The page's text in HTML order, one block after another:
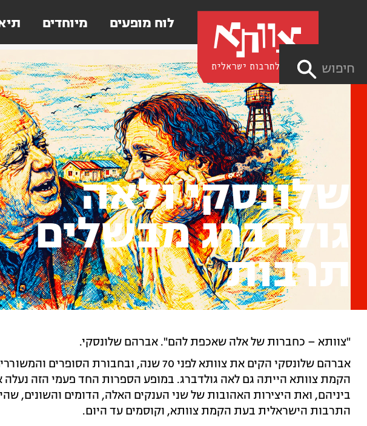
לוח מופעים מיוחדים
חיפוש
שלונסקי ולאה
גולדברג מבשלים
תרבות
"צוותא – כחברות של אלה שאכפת להם". אברהם שלונסקי.
אברהם שלונסקי הקים את צוותא לפני 70 שנה, ובחבורת הסופרים
הקמת צוותא הייתה גם לאה גולדברג. במופע הספרות החד פעמי הזה
ביניהם, ואת היצירות האהובות של שני הענקים האלה, הדומים והשונים,
התרבות הישראלית בעת הקמת צוותא, וקוסמים עד היום.